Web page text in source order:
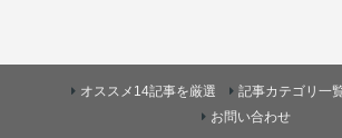
オススメ14記事を厳選 記事カテゴリ一
お問い合わせ